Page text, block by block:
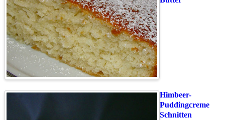
Himbeer-
Puddingcreme
Schnitten